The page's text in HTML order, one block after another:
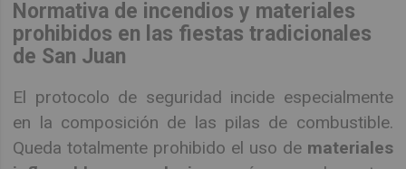
Normativa de incendios y materiales
prohibidos en las fiestas tradicionales
de San Juan
El protocolo de seguridad incide especialmente
en la composición de las pilas de combustible.
Queda totalmente prohibido el uso de materiales